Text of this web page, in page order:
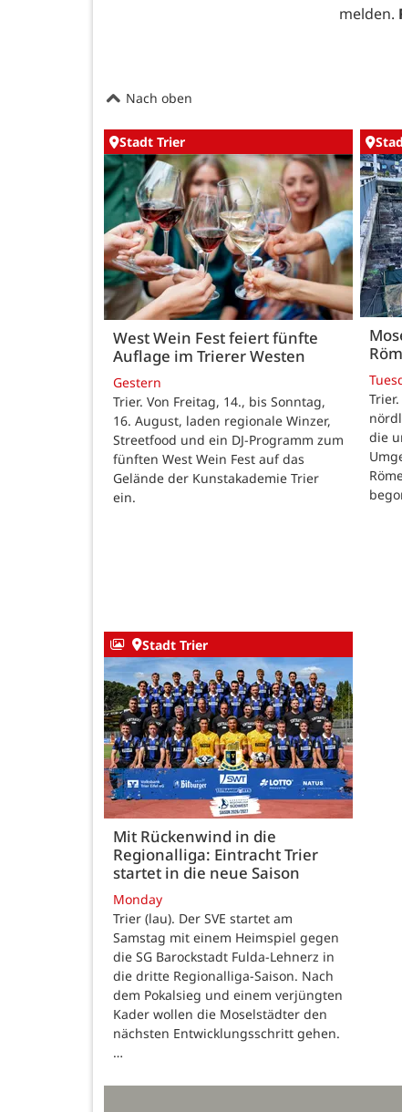
melden.
Nach oben
Stadt Trier
West Wein Fest feiert fünfte
Auflage im Trierer Westen
Gestern
Trier. Von Freitag, 14., bis Sonntag,
16. August, laden regionale Winzer,
Streetfood und ein DJ-Programm zum
fünften West Wein Fest auf das
Gelände der Kunstakademie Trier
ein.
die
Stadt Trier
Mit Rückenwind in die
Regionalliga: Eintracht Trier
startet in die neue Saison
Monday
Trier (lau). Der SVE startet am
Samstag mit einem Heimspiel gegen
die SG Barockstadt Fulda-Lehnerz in
die dritte Regionalliga-Saison. Nach
dem Pokalsieg und einem verjüngten
Kader wollen die Moselstädter den
nächsten Entwicklungsschritt gehen.
…